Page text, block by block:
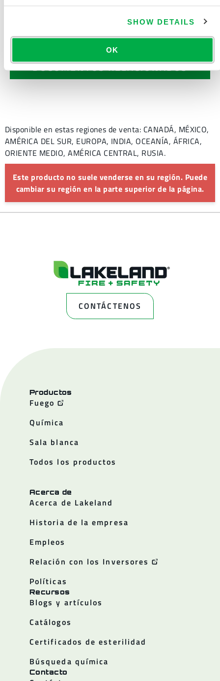
SHOW DETAILS
OK
DOCUMENTACIÓN DEL
PRODUCTO
DOCUMENTOS RELACIONADOS
Disponible en estas regiones de venta: CANADÁ, MÉXICO,
AMÉRICA DEL SUR, EUROPA, INDIA, OCEANÍA, ÁFRICA,
ORIENTE MEDIO, AMÉRICA CENTRAL, RUSIA.
Este producto no suele venderse en su región. Puede
cambiar su región en la parte superior de la página.
CONTÁCTENOS
Productos
Fuego
Química
Sala blanca
Todos los productos
Acerca de
Acerca de Lakeland
Historia de la empresa
Empleos
Relación con los Inversores
Políticas
Recursos
Blogs y artículos
Catálogos
Certificados de esterilidad
Búsqueda química
Contacto